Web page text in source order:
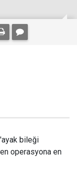
bileği
operasyona en